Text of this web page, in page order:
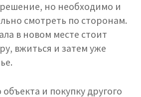
но необходимо и
смотреть по сторонам.
в новом месте стоит
вжиться и затем уже
и покупку другого